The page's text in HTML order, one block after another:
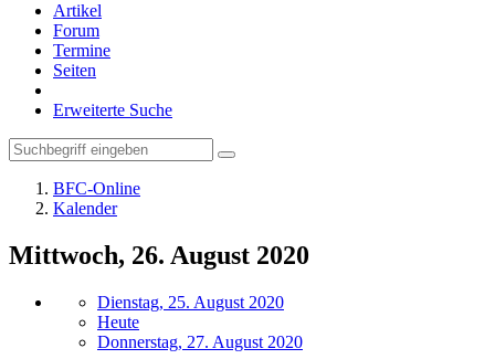
Artikel
Forum
Termine
Seiten
Erweiterte Suche
BFC-Online
Kalender
Mittwoch, 26. August 2020
Dienstag, 25. August 2020
Heute
Donnerstag, 27. August 2020